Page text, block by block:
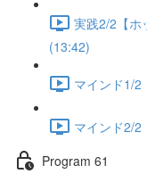
実践2/2【ホ
(13:42)
マインド1/2
マインド2/2
Program 61